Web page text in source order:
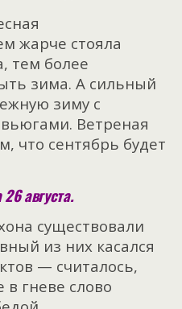
жарче стояла
тем более
зима. А сильный
зиму с
Ветреная
что сентябрь будет
августа.
существовали
из них касался
— считалось,
в гневе слово